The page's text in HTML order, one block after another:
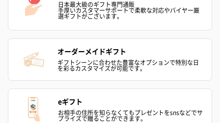
日本最大級のギフト専門通販
手厚いカスタマーサポートで柔軟な対応やバイヤー厳
選ギフトがございます。
オーダーメイドギフト
ギフトシーンに合わせた豊富なオプションで特別な日
を彩るカスタマイズが可能です。
eギフト
お相手の住所を知らなくてもプレゼントをsnsなどでサ
プライズで贈ることができます。